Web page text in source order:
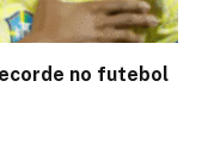
no futebol